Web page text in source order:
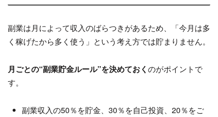
副業は月によって収入のばらつきがあるため、「今月は多
く稼げたから多く使う」という考え方では貯まりません。
月ごとの“副業貯金ルール”を決めておく のがポイントで
す。
副業収入の50％を貯金、30％を自己投資、20％をご